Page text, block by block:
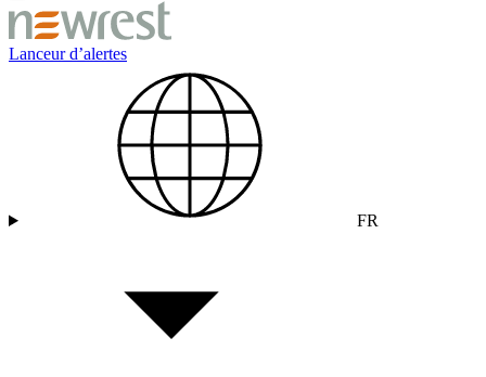
Lanceur d’alertes
FR